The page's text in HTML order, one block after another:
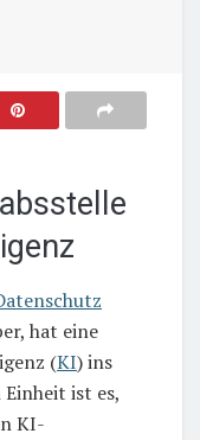
hat eine
(KI) ins
ist es,
KI-